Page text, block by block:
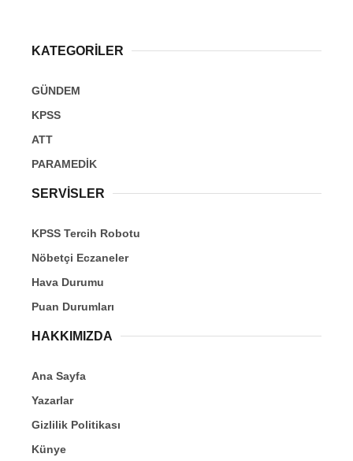
KATEGORİLER
GÜNDEM
KPSS
ATT
PARAMEDİK
SERVİSLER
KPSS Tercih Robotu
Nöbetçi Eczaneler
Hava Durumu
Puan Durumları
HAKKIMIZDA
Ana Sayfa
Yazarlar
Gizlilik Politikası
Künye